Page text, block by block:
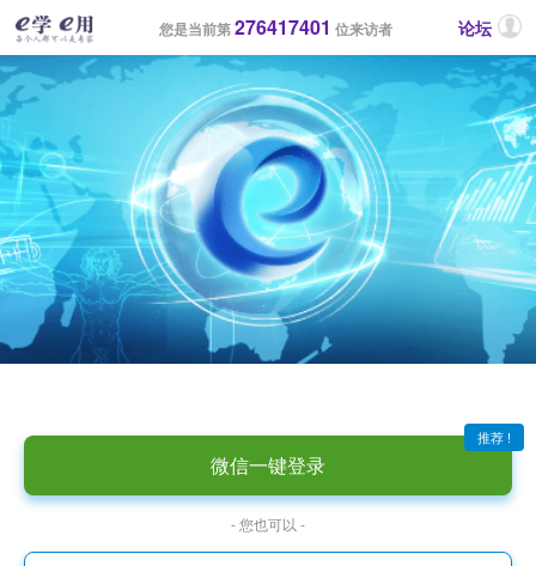
您是当前第276417401 位来访者 论坛
推荐 !
微信一键登录
- 您也可以 -